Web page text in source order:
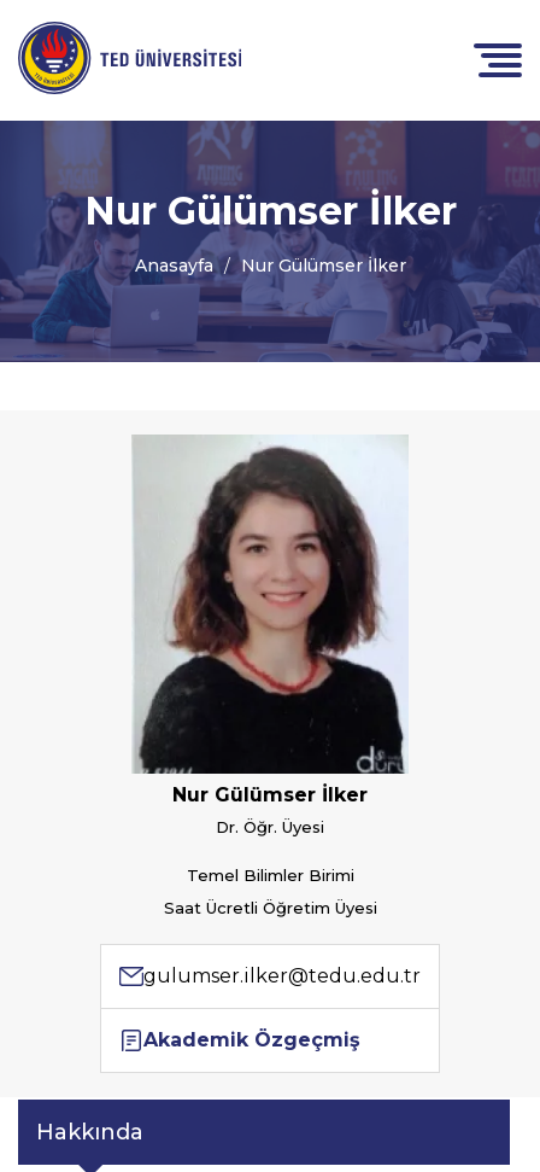
Nur Gülümser İlker
Anasayfa Nur Gülümser İlker
Nur Gülümser İlker
Dr. Öğr. Üyesi
Temel Bilimler Birimi
Saat Ücretli Öğretim Üyesi
gulumser.ilker@tedu.edu.tr
Akademik Özgeçmiş
Hakkında